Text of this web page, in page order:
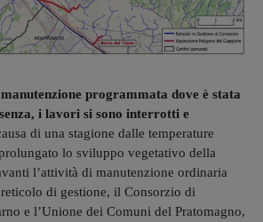
programmata dove è stata
i lavori si sono interrotti e
di una stagione dalle temperature
lo sviluppo vegetativo della
l’attività di manutenzione ordinaria
di gestione, il Consorzio di
e l’Unione dei Comuni del Pratomagno,